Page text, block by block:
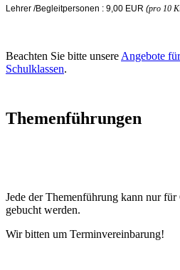
Lehrer /Begleitpersonen : 9,00 EUR (pro 10
Beachten Sie bitte unsere Angebote
Schulklassen.
Themenführungen
Jede der Themenführung kann nur für
gebucht werden.
Wir bitten um Terminvereinbarung!